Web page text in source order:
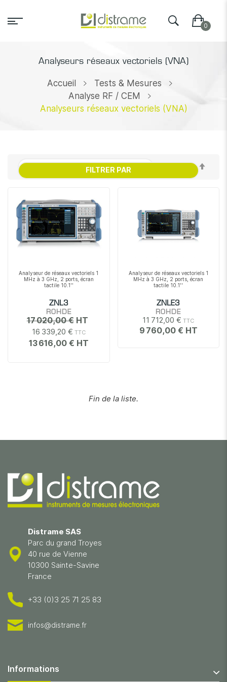
Analyseurs réseaux vectoriels (VNA)
Accueil
Tests & Mesures
Analyse RF / CEM
Analyseurs réseaux vectoriels (VNA)
Analyseur de réseaux vectoriels 1
MHz à 3 GHz, 2 ports, écran
tactile 10.1''
ZNL3
ROHDE
16 339,20 €
13 616,00 €
17 020,00 €
Analyseur de réseaux vectoriels 1
MHz à 3 GHz, 2 ports, écran
tactile 10.1''
ZNLE3
ROHDE
11 712,00 €
9 760,00 €
Fin de la liste.
FILTRER PAR
Distrame SAS
Parc du grand Troyes
40 rue de Vienne
10300 Sainte-Savine
France
+33 (0)3 25 71 25 83
infos@distrame.fr
Informations